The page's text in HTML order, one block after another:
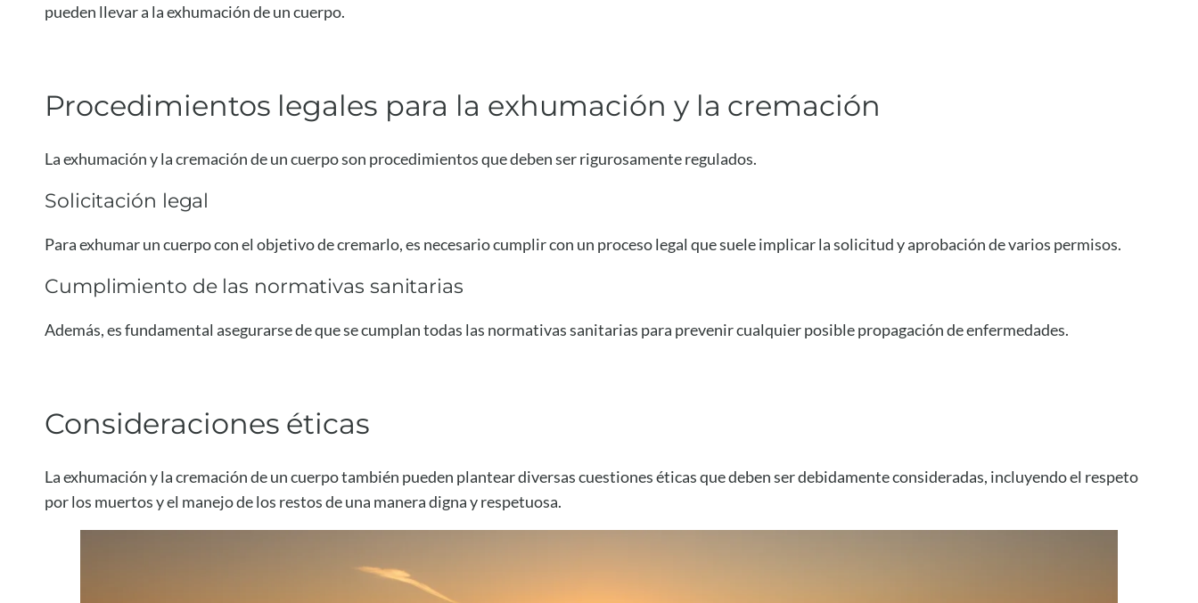
pueden llevar a la exhumación de un cuerpo.
Procedimientos legales para la exhumación y la cremación
La exhumación y la cremación de un cuerpo son procedimientos que deben ser rigurosamente regulados.
Solicitación legal
Para exhumar un cuerpo con el objetivo de cremarlo, es necesario cumplir con un proceso legal que suele implicar la solicitud y aprobación de varios permisos.
Cumplimiento de las normativas sanitarias
Además, es fundamental asegurarse de que se cumplan todas las normativas sanitarias para prevenir cualquier posible propagación de enfermedades.
Consideraciones éticas
La exhumación y la cremación de un cuerpo también pueden plantear diversas cuestiones éticas que deben ser debidamente consideradas, incluyendo el respeto
por los muertos y el manejo de los restos de una manera digna y respetuosa.